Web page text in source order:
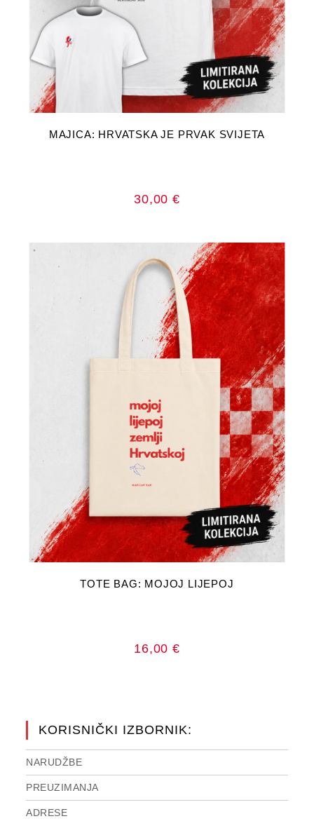
Ovaj
ima
odabrati
na
MAJICA: HRVATSKA JE PRVAK SVIJETA
30,00 €
TOTE BAG: MOJOJ LIJEPOJ
16,00 €
KORISNIČKI IZBORNIK:
NARUDŽBE
PREUZIMANJA
ADRESE